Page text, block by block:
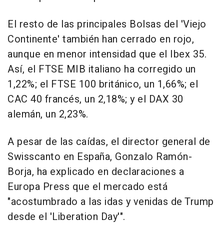
El resto de las principales Bolsas del 'Viejo
Continente' también han cerrado en rojo,
aunque en menor intensidad que el Ibex 35.
Así, el FTSE MIB italiano ha corregido un
1,22%; el FTSE 100 británico, un 1,66%; el
CAC 40 francés, un 2,18%; y el DAX 30
alemán, un 2,23%.
A pesar de las caídas, el director general de
Swisscanto en España, Gonzalo Ramón-
Borja, ha explicado en declaraciones a
Europa Press que el mercado está
"acostumbrado a las idas y venidas de Trump
desde el 'Liberation Day'".